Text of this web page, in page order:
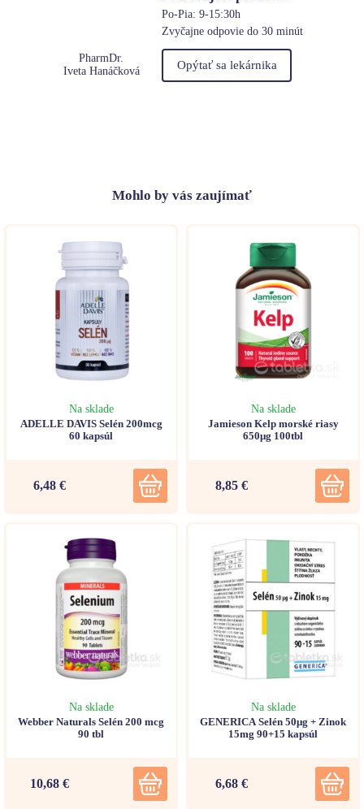
PharmDr.
Iveta Hanáčková
Po-Pia: 9-15:30h
Zvyčajne odpovie do 30 minút
Opýtať sa lekárnika
Mohlo by vás zaujímať
Na sklade
ADELLE DAVIS Selén 200mcg
60 kapsúl
6,48 €
Na sklade
Jamieson Kelp morské riasy
650μg 100tbl
8,85 €
Na sklade
Webber Naturals Selén 200 mcg
90 tbl
10,68 €
Na sklade
GENERICA Selén 50μg + Zinok
15mg 90+15 kapsúl
6,68 €